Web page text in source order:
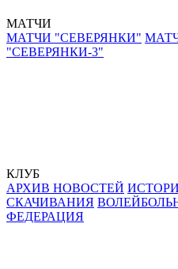
МАТЧИ
МАТЧИ "СЕВЕРЯНКИ"
"СЕВЕРЯНКИ-3"
КЛУБ
АРХИВ НОВОСТЕЙ
СКАЧИВАНИЯ
ФЕДЕРАЦИЯ